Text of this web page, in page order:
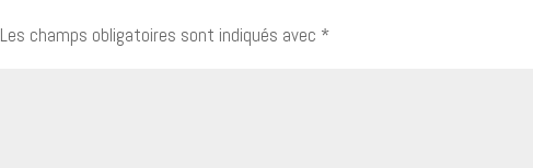
Les champs obligatoires sont indiqués avec *